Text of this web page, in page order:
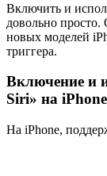
Включить и
довольно просто.
новых моделей
триггера.
Включение и
Siri» на
На iPhone,